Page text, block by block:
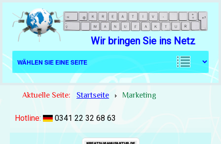
Wir bringen Sie ins Netz
Aktuelle Seite: Startseite Marketing
Hotline: 0341 22 32 68 63